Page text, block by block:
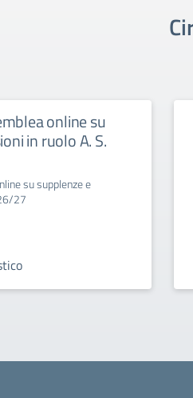
online su
in ruolo A. S.
su supplenze e
27